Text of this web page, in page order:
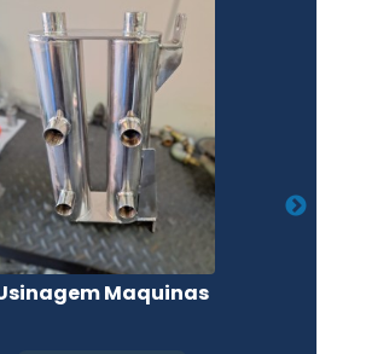
Maquinas